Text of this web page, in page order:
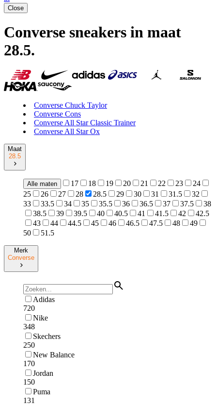
Close
Converse sneakers in maat
28.5.
Converse Chuck Taylor
Converse Cons
Converse All Star Classic Trainer
Converse All Star Ox
Maat
28.5
Alle maten 17 18 19 20 21 22 23
24
25
26 27 28 28.5 29 30 31 31.5
32
33
33.5 34 35 35.5 36 36.5 37 37.5
38
38.5
39 39.5 40 40.5 41 41.5 42
42.5
43
44 44.5 45 46 46.5 47.5 48
49
50
51.5
Merk
Converse
Adidas
720
Nike
348
Skechers
250
New Balance
170
Jordan
150
Puma
131